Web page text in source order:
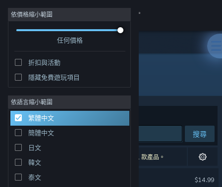
登入
社群
關於
客服
變更語言
取得 Steam 行動應用程式
依價格縮小範圍
任何價格
折扣與活動
隱藏免費遊玩項目
依語言縮小範圍
繁體中文
簡體中文
日文
韓文
泰文
"Seeds of Calamity"
排序依據 相關性
搜尋
2 項相符的搜尋結果。 已根據您的偏好設定排除 1 款產品。
$14.99